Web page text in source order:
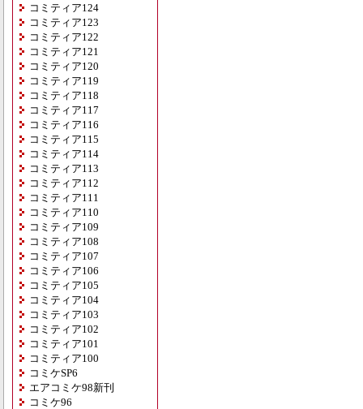
コミティア124
コミティア123
コミティア122
コミティア121
コミティア120
コミティア119
コミティア118
コミティア117
コミティア116
コミティア115
コミティア114
コミティア113
コミティア112
コミティア111
コミティア110
コミティア109
コミティア108
コミティア107
コミティア106
コミティア105
コミティア104
コミティア103
コミティア102
コミティア101
コミティア100
コミケSP6
エアコミケ98新刊
コミケ96